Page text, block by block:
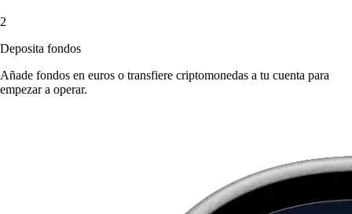
2
Deposita fondos
Añade fondos en euros o transfiere criptomonedas a tu cuenta para
empezar a operar.